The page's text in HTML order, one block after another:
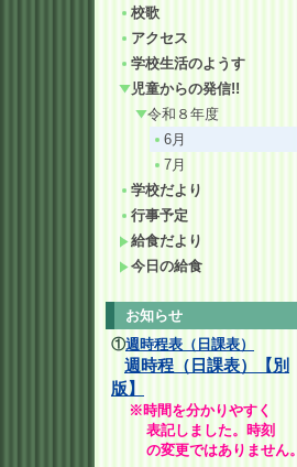
校歌
アクセス
学校生活のようす
児童からの発信!!
令和８年度
6月
7月
学校だより
行事予定
給食だより
今日の給食
お知らせ
①週時程表（日課表）
週時程（日課表）【別
版】
※時間を分かりやすく
表記しました。時刻
の変更ではありません。